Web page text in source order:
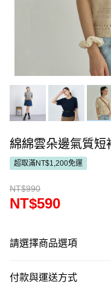
綿綿雲朵邊氣質短
超取滿NT$1,200免運
NT$990
NT$590
請選擇商品選項
付款與運送方式